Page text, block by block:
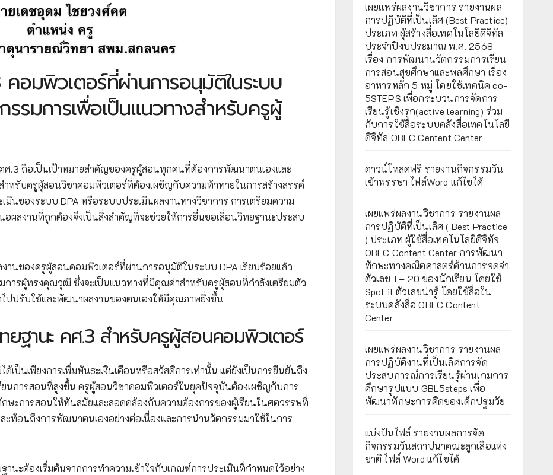
อมพิวเตอร์ที่ผ่านการอนุมัติในระบบ
รมการเพื่อเป็นแนวทางสำหรับครูผู้
ศ.3 ถือเป็นเป้าหมายสำคัญของครูผู้สอนทุกคนที่ต้องการพัฒนาตนเองและ
ำหรับครูผู้สอนวิชาคอมพิวเตอร์ที่ต้องเผชิญกับความท้าทายในการสร้างสรรค์
ของระบบ DPA หรือระบบประเมินผลงานทางวิชาการ การเตรียมความ
อผลงานที่ถูกต้องจึงเป็นสิ่งสำคัญที่จะช่วยให้การยื่นขอเลื่อนวิทยฐานะประสบ
านของครูผู้สอนคอมพิวเตอร์ที่ผ่านการอนุมัติในระบบ DPA เรียบร้อยแล้ว
ารผู้ทรงคุณวุฒิ ซึ่งจะเป็นแนวทางที่มีคุณค่าสำหรับครูผู้สอนที่กำลังเตรียมตัว
ไปปรับใช้และพัฒนาผลงานของตนเองให้มีคุณภาพยิ่งขึ้น
ฐานะ คศ.3 สำหรับครูผู้สอนคอมพิวเตอร์
เป็นเพียงการเพิ่มพันธะเงินเดือนหรือสวัสดิการเท่านั้น แต่ยังเป็นการยืนยันถึง
ยนการสอนที่สูงขึ้น ครูผู้สอนวิชาคอมพิวเตอร์ในยุคปัจจุบันต้องเผชิญกับการ
ษะการสอนให้ทันสมัยและสอดคล้องกับความต้องการของผู้เรียนในศตวรรษที่
สะท้อนถึงการพัฒนาตนเองอย่างต่อเนื่องและการนำนวัตกรรมมาใช้ในการ
นะต้องเริ่มต้นจากการทำความเข้าใจกับเกณฑ์การประเมินที่กำหนดไว้อย่าง
เผยเเพร่ผลงานวิชาการ รายงานผล
การปฏิบัติที่เป็นเลิศ (Best Practice)
ประเภท ผู้สร้างสื่อเทคโนโลยีดิจิทัล
ประจำปีงบประมาณ พ.ศ. 2568
เรื่อง การพัฒนานวัตกรรมการเรียน
การสอนสุขศึกษาและพลศึกษา เรื่อง
อาหารหลัก 5 หมู่ โดยใช้เทคนิค co-
5STEPS เพื่อกระบวนการจัดการ
เรียนรู้เชิงรุก(active learning) ร่วม
กับการใช้สื่อระบบคลังสื่อเทคโนโลยี
ดิจิทัล OBEC Centent Center
ดาวน์โหลดฟรี รายงานกิจกรรมวัน
เข้าพรรษา ไฟล์Word แก้ไขได้
เผยแพร่ผลงานวิชาการ รายงานผล
การปฏิบัติที่เป็นเลิศ ( Best Practice
) ประเภท ผู้ใช้สื่อเทคโนโลยีดิจิทัจ
OBEC Content Center การพัฒนา
ทักษะทางคณิตศาสตร์ด้านการจดจำ
ตัวเลข 1 – 20 ของนักเรียน โดยใช้
Spot it ตัวเลขน่ารู้ โดยใช้สื่อใน
ระบบคลังสื่อ OBEC Content
Center
เผยแพร่ผลงานวิชาการ รายงานผล
การปฏิบัติงานที่เป็นเลิศการจัด
ประสบการณ์การเรียนรู้ผ่านเกมการ
ศึกษารูปแบบ GBL5steps เพื่อ
พัฒนาทักษะการคิดของเด็กปฐมวัย
แบ่งปันไฟล์ รายงานผลการจัด
กิจกรรมวันสถาปนาคณะลูกเสือแห่ง
ชาติ ไฟล์ Word แก้ไขได้